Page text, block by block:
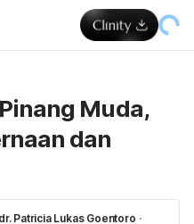
Muda,
dan
dr. Patricia Lukas Goentoro ·